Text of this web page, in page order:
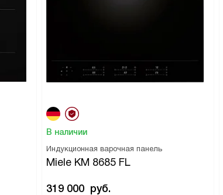
Индукционная варочная панель
Miele KM 8685 FL
В наличии
319 000 руб.